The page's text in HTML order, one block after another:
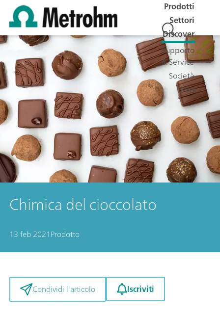
Prodotti
Settori
Discover
Supporto
& Service
Società
Jobs
Chimica del cioccolato
13 feb 2021Prodotto
Condividi l'articolo Iscriviti